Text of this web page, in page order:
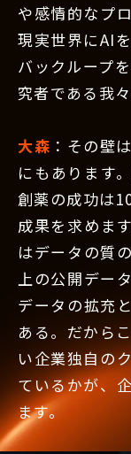
や感情的なプ
現実世界にAI
バックループ
究者である我
大森 ：その壁
にもあります
創薬の成功は
成果を求めま
はデータの質
上の公開デー
データの拡充
ある。だから
い企業独自の
ているかが、
ます。